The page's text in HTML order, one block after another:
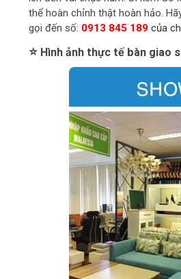
thể hoàn chỉnh thật hoàn hảo.
gọi đến số: 0913 845 189 của
⭐ Hình ảnh thực tế bàn giao